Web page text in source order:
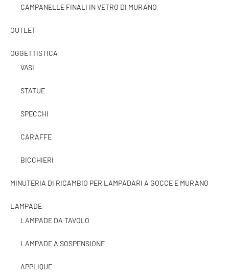
CAMPANELLE FINALI IN VETRO DI MURANO
OUTLET
OGGETTISTICA
VASI
STATUE
SPECCHI
CARAFFE
BICCHIERI
MINUTERIA DI RICAMBIO PER LAMPADARI A GOCCE E MURANO
LAMPADE
LAMPADE DA TAVOLO
LAMPADE A SOSPENSIONE
APPLIQUE